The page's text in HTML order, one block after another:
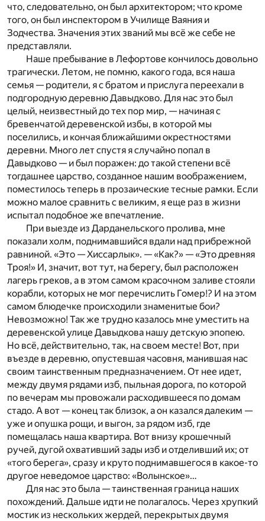
что, следовательно, он был архитектором; что кроме
того, он был инспектором в Училище Ваяния и
Зодчества. Значения этих званий мы всё же себе не
представляли.
Наше пребывание в Лефортове кончилось довольно
трагически. Летом, не помню, какого года, вся наша
семья — родители, я с братом и прислуга переехали в
подгородную деревню Давыдково. Для нас это был
целый, неизвестный до тех пор мир, — начиная с
бревенчатой деревенской избы, в которой мы
поселились, и кончая ближайшими окрестностями
деревни. Много лет спустя я случайно попал в
Давыдково — и был поражен: до такой степени всё
тогдашнее царство, созданное нашим воображением,
поместилось теперь в прозаические тесные рамки. Если
можно малое сравнить с великим, я еще раз в жизни
испытал подобное же впечатление.
При выезде из Дарданельского пролива, мне
показали холм, поднимавшийся вдали над прибрежной
равниной. «Это — Хиссарлык». — «Как?» — «Это древняя
Троя!» И, значит, вот тут, на берегу, был расположен
лагерь греков, а в этом самом красочном заливе стояли
корабли, которых не мог перечислить Гомер!? И на этом
самом блюдечке происходили знаменитые бои?
Невозможно! Так же трудно казалось мне уместить на
деревенской улице Давыдкова нашу детскую эпопею.
Но всё, действительно, так, на своем месте! Вот, при
въезде в деревню, опустевшая часовня, манившая нас
своим таинственным предназначением. От нее идет,
между двумя рядами изб, пыльная дорога, по которой
по вечерам мы провожали расходившееся по домам
стадо. А вот — конец так близок, а он казался далеким —
уже и опушка рощи, и выгон, за рядом изб, где
помещалась наша квартира. Вот внизу крошечный
ручей, дугой охвативший зады изб и отделивший их; от
«того берега», сразу и круто поднимавшегося в какое-то
другое неведомое царство: «Волынское»…
Для нас это была — таинственная граница наших
похождений. Дальше идти не полагалось. Через хрупкий
мостик из нескольких жердей, перекрытых двумя